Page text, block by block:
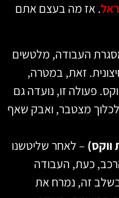
. אז מה בעצם אתם
העבודה, מלטשים
זאת, במטרה,
זו, נועדה גם
מצטבר, ואבק שאף
– לאחר שליטשנו
כעת, העבודה
זה, נמרח את